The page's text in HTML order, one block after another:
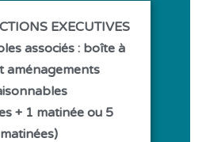
EXECUTIVES
associés : boîte à
aménagements
+ 1 matinée ou 5
matinées)